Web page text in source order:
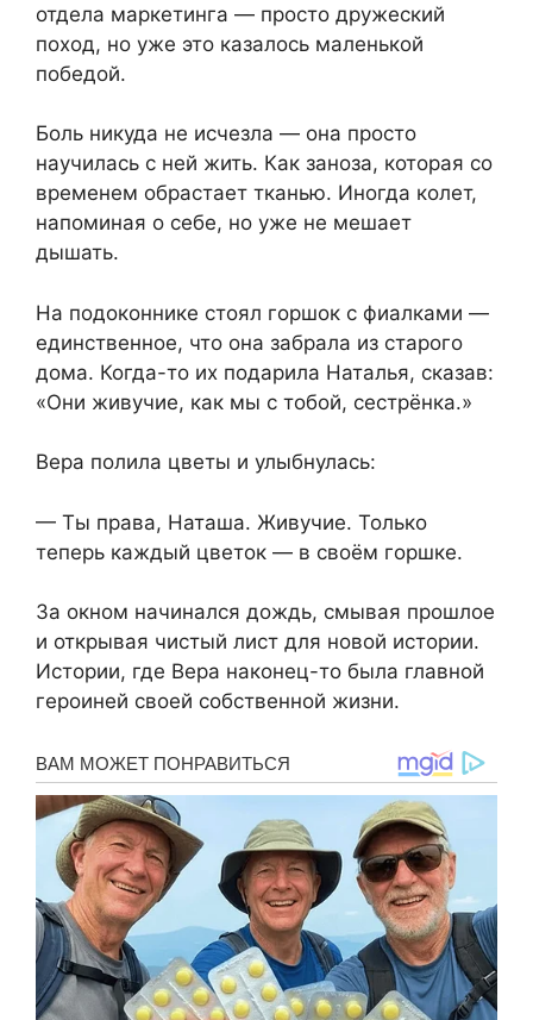
отдела маркетинга — просто дружеский
поход, но уже это казалось маленькой
победой.
Боль никуда не исчезла — она просто
научилась с ней жить. Как заноза, которая со
временем обрастает тканью. Иногда колет,
напоминая о себе, но уже не мешает
дышать.
На подоконнике стоял горшок с фиалками —
единственное, что она забрала из старого
дома. Когда-то их подарила Наталья, сказав:
«Они живучие, как мы с тобой, сестрёнка.»
Вера полила цветы и улыбнулась:
— Ты права, Наташа. Живучие. Только
теперь каждый цветок — в своём горшке.
За окном начинался дождь, смывая прошлое
и открывая чистый лист для новой истории.
Истории, где Вера наконец-то была главной
героиней своей собственной жизни.